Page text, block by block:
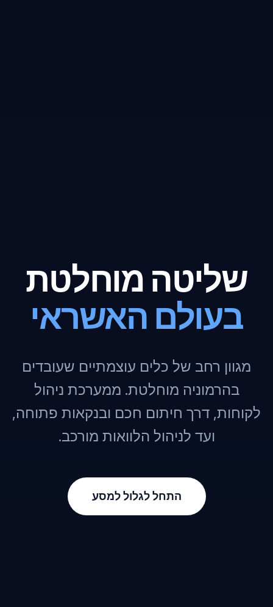
שליטה מוחלטת
בעולם האשראי
מגוון רחב של כלים עוצמתיים שעובדים
בהרמוניה מוחלטת. ממערכת ניהול
לקוחות, דרך חיתום חכם ובנקאות פתוחה,
ועד לניהול הלוואות מורכב.
התחל לגלול למסע